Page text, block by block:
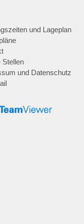
und Lageplan
Stellen
und Datenschutz